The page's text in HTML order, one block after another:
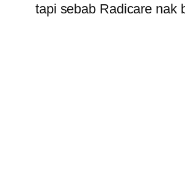
tapi sebab Radicare nak